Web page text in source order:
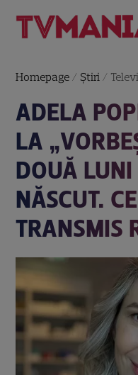
Homepage / Știri /
ADELA
LA
DOUĂ
NĂSCUT.
TRANSMIS